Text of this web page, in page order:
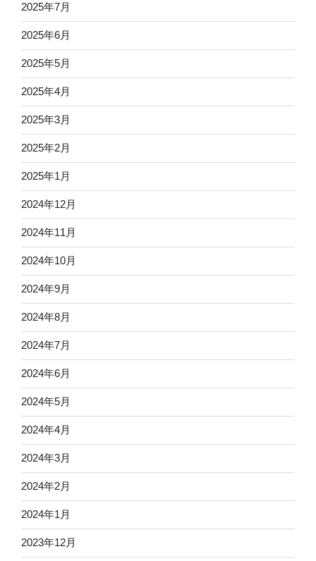
2025年7月
2025年6月
2025年5月
2025年4月
2025年3月
2025年2月
2025年1月
2024年12月
2024年11月
2024年10月
2024年9月
2024年8月
2024年7月
2024年6月
2024年5月
2024年4月
2024年3月
2024年2月
2024年1月
2023年12月